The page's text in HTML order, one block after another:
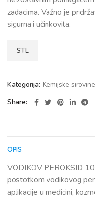
zadacima. Važno je
sigurna i učinkovita.
STL
Kategorija: Kemijske sirovine
Share
OPIS
VODIKOV PEROKSID
postotkom vodikovog
aplikacije u medicini,